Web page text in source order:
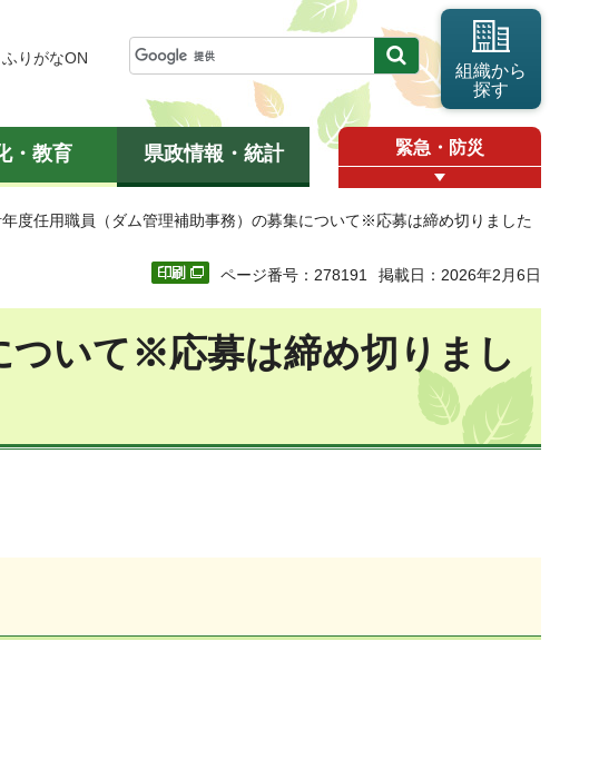
ふりがなON
組織から
探す
・教育 県政情報・統計 緊急・防災
度任用職員（ダム管理補助事務）の募集について※応募は締め切りました
ページ番号：278191 掲載日：2026年2月6日
ついて※応募は締め切りまし